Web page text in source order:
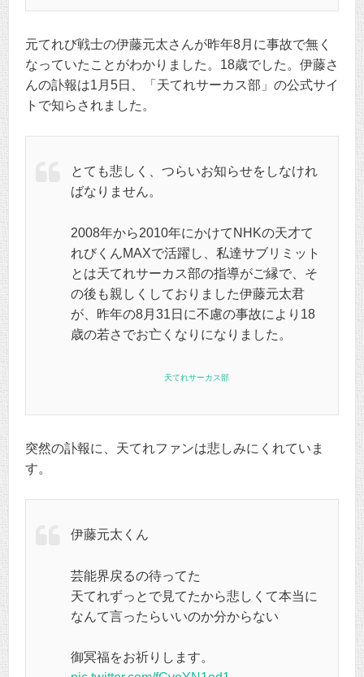
元てれび戦士の伊藤元太さんが昨年8月に事故で無く
なっていたことがわかりました。18歳でした。伊藤さ
んの訃報は1月5日、「天てれサーカス部」の公式サイ
トで知らされました。
とても悲しく、つらいお知らせをしなけれ
ばなりません。
2008年から2010年にかけてNHKの天才て
れびくんMAXで活躍し、私達サブリミット
とは天てれサーカス部の指導がご縁で、そ
の後も親しくしておりました伊藤元太君
が、 昨年の8月31日に不慮の事故により18
歳の若さでお亡くなりになりました。
天てれサーカス部
突然の訃報に、天てれファンは悲しみにくれていま
す。
伊藤元太くん
芸能界戻るの待ってた
天てれずっとで見てたから悲しくて本当に
なんて言ったらいいのか分からない
御冥福をお祈りします。